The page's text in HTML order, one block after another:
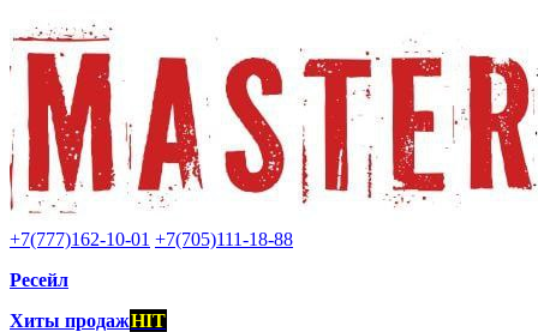
+7(777)162-10-01 +7(705)111-18-88
Ресейл
Хиты продажHIT